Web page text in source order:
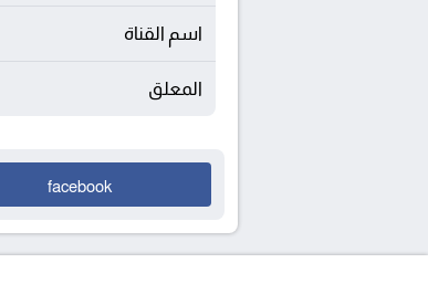
اسم القناة
المعلق
facebook